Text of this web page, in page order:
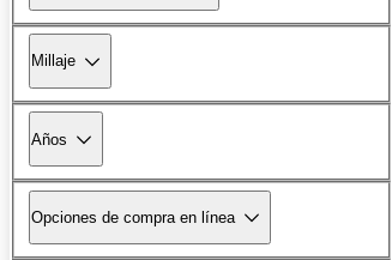
Millaje
Años
Opciones de compra en línea